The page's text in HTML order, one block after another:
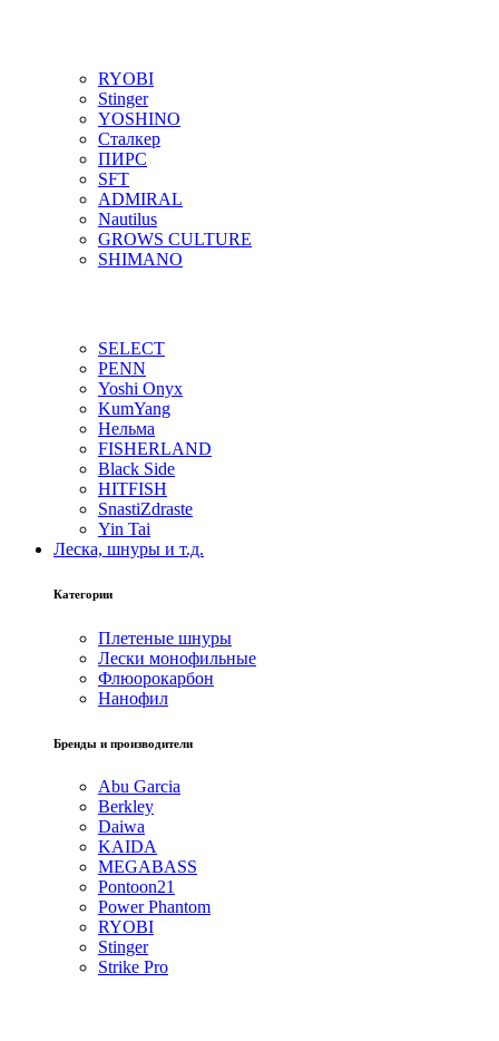
RYOBI
Stinger
YOSHINO
Сталкер
ПИРС
SFT
ADMIRAL
Nautilus
GROWS CULTURE
SHIMANO
SELECT
PENN
Yoshi Onyx
KumYang
Нельма
FISHERLAND
Black Side
HITFISH
SnastiZdraste
Yin Tai
Леска, шнуры и т.д.
Категории
Плетеные шнуры
Лески монофильные
Флюорокарбон
Нанофил
Бренды и производители
Abu Garcia
Berkley
Daiwa
KAIDA
MEGABASS
Pontoon21
Power Phantom
RYOBI
Stinger
Strike Pro